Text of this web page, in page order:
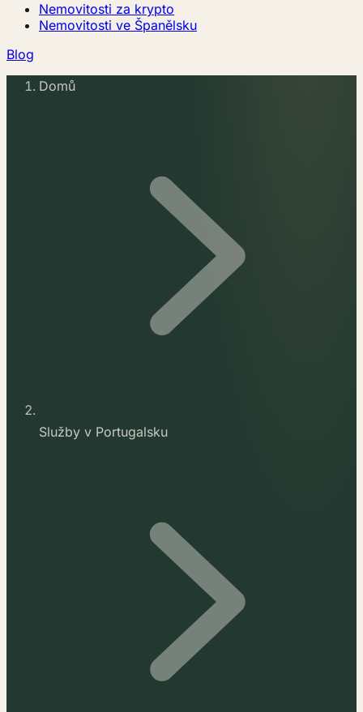
Nemovitosti za krypto
Nemovitosti ve Španělsku
Blog
Domů
Služby v Portugalsku